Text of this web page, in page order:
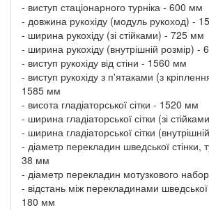
- виступ стаціонарного турніка - 600 мм
- довжина рукохіду (модуль рукоход) -
- ширина рукохіду (зі стійками) - 725 мм
- ширина рукохіду (внутрішній розмір) -
- виступ рукохіду від стіни - 1560 мм
- виступ рукохіду з п'ятаками (з
1585 мм
- висота гладіаторської сітки - 1520 мм
- ширина гладіаторської сітки (зі
- ширина гладіаторської сітки
- діаметр перекладин шведської стінки,
38 мм
- діаметр перекладин мотузкового
- відстань між перекладинами шведської
180 мм